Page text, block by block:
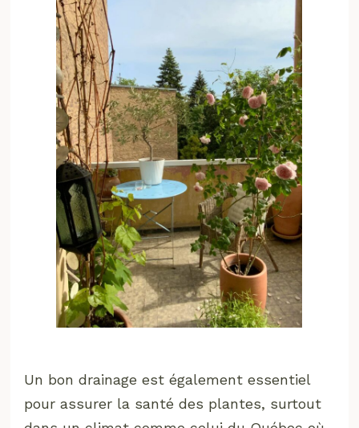
Un bon drainage est également essentiel
pour assurer la santé des plantes, surtout